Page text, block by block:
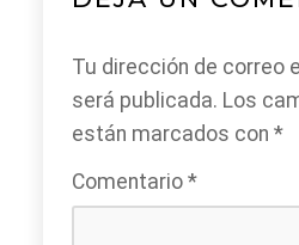
Tu dirección de correo
será publicada. Los
están marcados con *
Comentario *